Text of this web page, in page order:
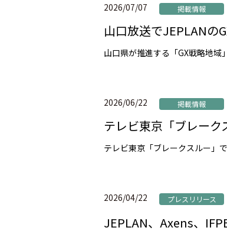
2026/07/07 掲載情報
山口放送でJEPLANの
2026/06/22 掲載情報
テレビ東京「ブレー
2026/04/22 プレスリリース
JEPLAN、Axens、